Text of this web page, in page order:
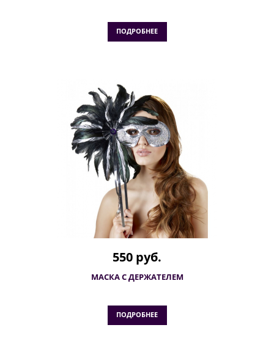
ПОДРОБНЕЕ
550 руб.
МАСКА С ДЕРЖАТЕЛЕМ
ПОДРОБНЕЕ